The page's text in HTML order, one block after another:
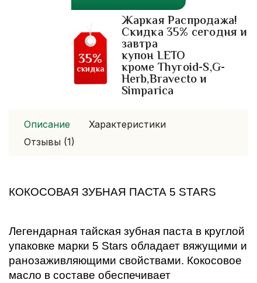
Жаркая Распродажа!
Скидка 35% сегодня и
завтра
купон LETO
кроме Thyroid-S,G-
Herb,Bravecto и
Simparica
35%
скидка
Описание
Характеристики
Отзывы (1)
КОКОСОВАЯ ЗУБНАЯ ПАСТА 5 STARS
Легендарная тайская зубная паста в круглой
упаковке марки 5 Stars обладает вяжущими и
ранозаживляющими свойствами. Кокосовое
масло в составе обеспечивает